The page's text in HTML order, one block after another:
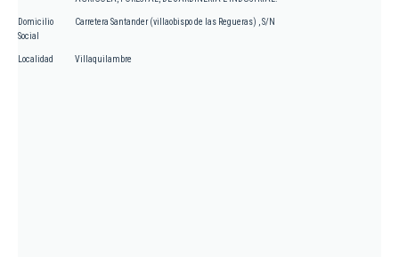
Domicilio
Social
Carretera Santander (villaobispo de las Regueras) , S/N
Localidad Villaquilambre